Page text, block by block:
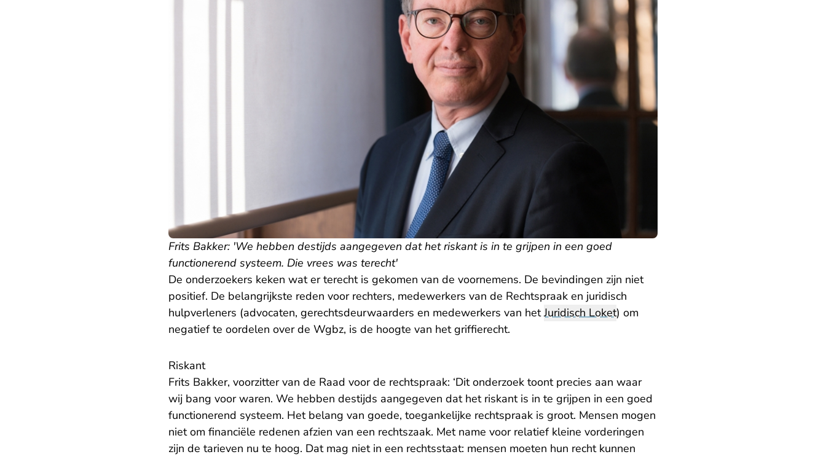
Frits Bakker: 'We hebben destijds aangegeven dat het riskant is in te grijpen in een goed
functionerend systeem. Die vrees was terecht'
De onderzoekers keken wat er terecht is gekomen van de voornemens. De bevindingen zijn niet
positief. De belangrijkste reden voor rechters, medewerkers van de Rechtspraak en juridisch
hulpverleners (advocaten, gerechtsdeurwaarders en medewerkers van hetJuridisch Loket) om
negatief te oordelen over de Wgbz, is de hoogte van het griffierecht.
Riskant
Frits Bakker, voorzitter van de Raad voor de rechtspraak: ‘Dit onderzoek toont precies aan waar
wij bang voor waren. We hebben destijds aangegeven dat het riskant is in te grijpen in een goed
functionerend systeem. Het belang van goede, toegankelijke rechtspraak is groot. Mensen mogen
niet om financiële redenen afzien van een rechtszaak. Met name voor relatief kleine vorderingen
zijn de tarieven nu te hoog. Dat mag niet in een rechtsstaat: mensen moeten hun recht kunnen